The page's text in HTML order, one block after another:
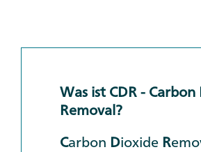
Was ist CDR -
Removal?
Carbon Dioxide R